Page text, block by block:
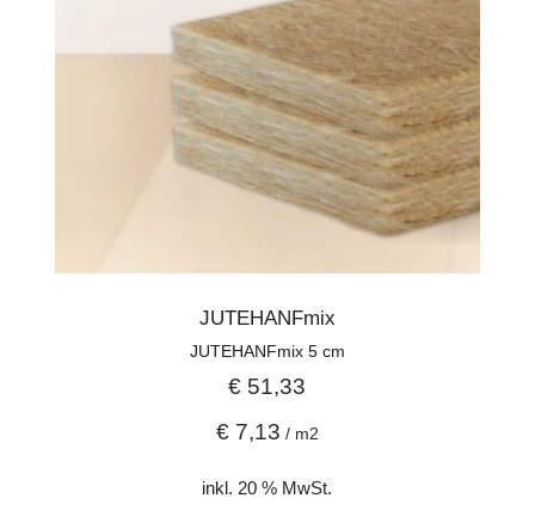
JUTEHANFmix
JUTEHANFmix 5 cm
€ 51,33
€7,13 / m2
inkl. 20 % MwSt.